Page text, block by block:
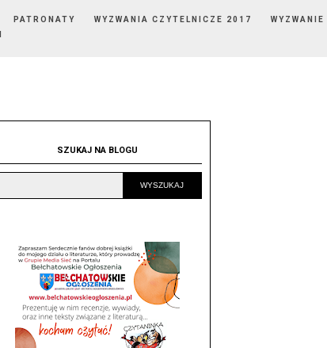
PATRONATY WYZWANIA CZYTELNICZE 2017
WYZWANIE
SZUKAJ NA BLOGU